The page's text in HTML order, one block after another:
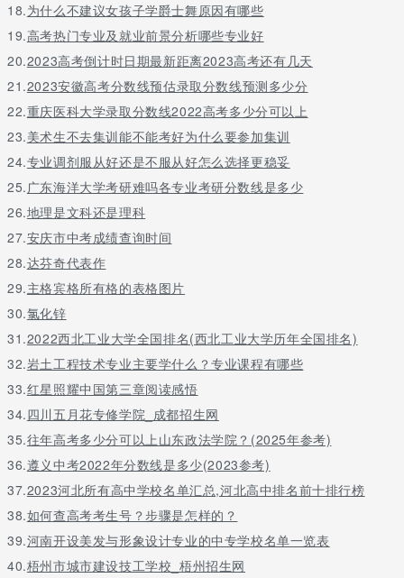
18.为什么不建议女孩子学爵士舞原因有哪些
19.高考热门专业及就业前景分析哪些专业好
20.2023高考倒计时日期最新距离2023高考还有几天
21.2023安徽高考分数线预估录取分数线预测多少分
22.重庆医科大学录取分数线2022高考多少分可以上
23.美术生不去集训能不能考好为什么要参加集训
24.专业调剂服从好还是不服从好怎么选择更稳妥
25.广东海洋大学考研难吗各专业考研分数线是多少
26.地理是文科还是理科
27.安庆市中考成绩查询时间
28.达芬奇代表作
29.主格宾格所有格的表格图片
30.氯化锌
31.2022西北工业大学全国排名(西北工业大学历年全国排名)
32.岩土工程技术专业主要学什么？专业课程有哪些
33.红星照耀中国第三章阅读感悟
34.四川五月花专修学院_成都招生网
35.往年高考多少分可以上山东政法学院？(2025年参考)
36.遵义中考2022年分数线是多少(2023参考)
37.2023河北所有高中学校名单汇总,河北高中排名前十排行榜
38.如何查高考考生号？步骤是怎样的？
39.河南开设美发与形象设计专业的中专学校名单一览表
40.梧州市城市建设技工学校_梧州招生网